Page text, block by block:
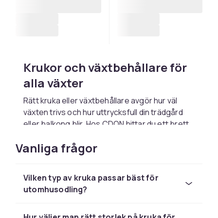
Krukor och växtbehållare för
alla växter
Rätt kruka eller växtbehållare avgör hur väl
växten trivs och hur uttrycksfull din trädgård
eller balkong blir. Hos CDON hittar du ett brett
och stilar, från klassiska terrakottakrukor och
tunga betongkärl till moderna plastkrukor,
finns både små örtkrukor för köksfönstret och
stora planteringskärl som passar för fruktträd,
Vanliga frågor
Vilken typ av kruka passar bäst för
utomhusodling?